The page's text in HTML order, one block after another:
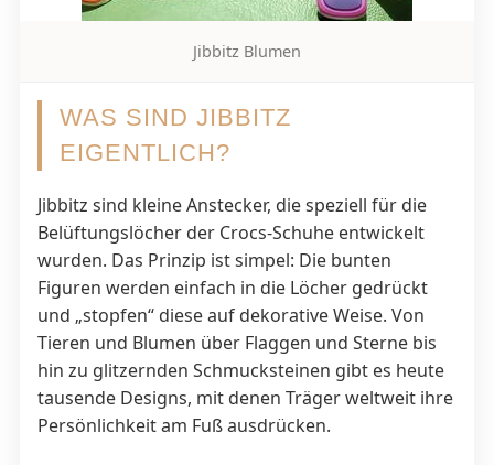
Jibbitz Blumen
WAS SIND JIBBITZ
EIGENTLICH?
Jibbitz sind kleine Anstecker, die speziell für die
Belüftungslöcher der Crocs-Schuhe entwickelt
wurden. Das Prinzip ist simpel: Die bunten
Figuren werden einfach in die Löcher gedrückt
und „stopfen“ diese auf dekorative Weise. Von
Tieren und Blumen über Flaggen und Sterne bis
hin zu glitzernden Schmucksteinen gibt es heute
tausende Designs, mit denen Träger weltweit ihre
Persönlichkeit am Fuß ausdrücken.